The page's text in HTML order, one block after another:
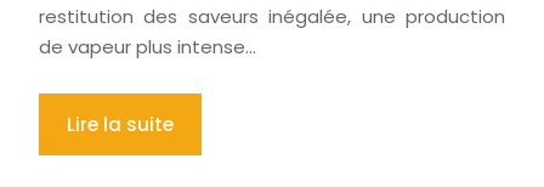
restitution des saveurs inégalée, une production
de vapeur plus intense…
Lire la suite